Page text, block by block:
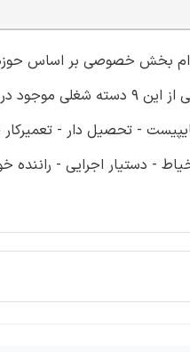
تقسیم میشوند که هر بخش یک «دسته شغلی» نامیده
- تحصیل دار - تعمیرکار
- دستیار اجرایی - راننده